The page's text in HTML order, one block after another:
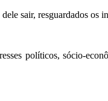
sair, resguardados os
políticos, sócio-